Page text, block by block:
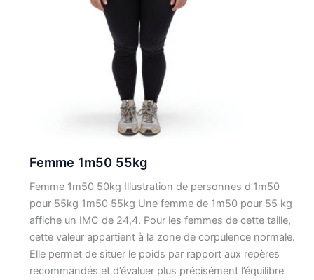
Femme 1m50 55kg
Femme 1m50 50kg Illustration de personnes d’1m50
pour 55kg 1m50 55kg Une femme de 1m50 pour 55 kg
affiche un IMC de 24,4. Pour les femmes de cette taille,
cette valeur appartient à la zone de corpulence normale.
Elle permet de situer le poids par rapport aux repères
recommandés et d’évaluer plus précisément l’équilibre